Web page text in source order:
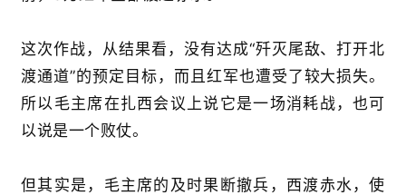
这次作战，从结果看，没有达成“歼灭尾敌、打开北
渡通道”的预定目标，而且红军也遭受了较大损失。
所以毛主席在扎西会议上说它是一场消耗战，也可
以说是一个败仗。
但其实是，毛主席的及时果断撤兵，西渡赤水，使